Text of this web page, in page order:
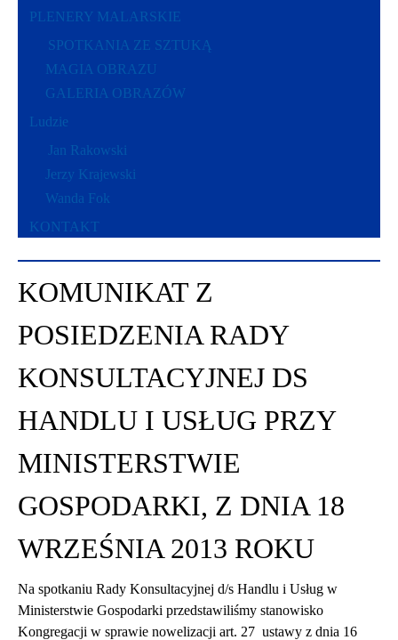
PLENERY MALARSKIE
SPOTKANIA ZE SZTUKĄ
MAGIA OBRAZU
GALERIA OBRAZÓW
Ludzie
Jan Rakowski
Jerzy Krajewski
Wanda Fok
KONTAKT
KOMUNIKAT Z
POSIEDZENIA RADY
KONSULTACYJNEJ DS
HANDLU I USŁUG PRZY
MINISTERSTWIE
GOSPODARKI, Z DNIA 18
WRZEŚNIA 2013 ROKU
Na spotkaniu Rady Konsultacyjnej d/s Handlu i Usług w
Ministerstwie Gospodarki przedstawiliśmy stanowisko
Kongregacji w sprawie nowelizacji art. 27 ustawy z dnia 16